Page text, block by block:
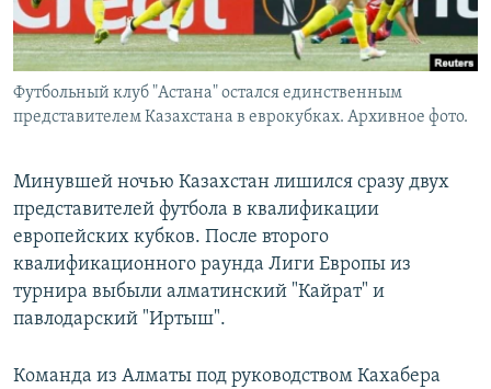
Футбольный клуб "Астана" остался единственным
представителем Казахстана в еврокубках. Архивное фото.
Минувшей ночью Казахстан лишился сразу двух
представителей футбола в квалификации
европейских кубков. После второго
квалификационного раунда Лиги Европы из
турнира выбыли алматинский "Кайрат" и
павлодарский "Иртыш".
Команда из Алматы под руководством Кахабера